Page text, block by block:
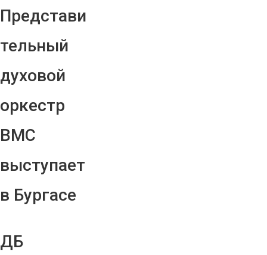
Представи
тельный
духовой
оркестр
ВМС
выступает
в Бургасе
ДБ